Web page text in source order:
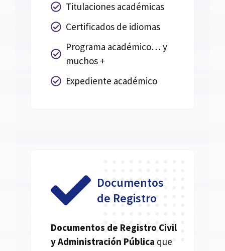
Titulaciones académicas
Certificados de idiomas
Programa académico… y
muchos +
Expediente académico
Documentos
de Registro
Documentos de Registro Civil
y Administración Pública que